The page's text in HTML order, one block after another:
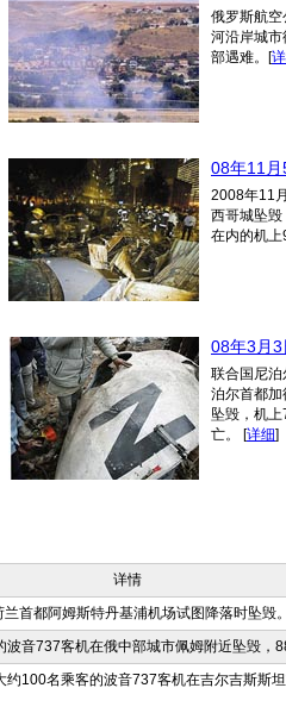
俄罗斯航
河沿岸城
部遇难。 [
08年11
2008年11
西哥城坠毁
在内的机上
08年3月
联合国尼
泊尔首都
坠毁，机
亡。 [详细]
详情
首都阿姆斯特丹基浦机场试图降落时坠毁
音737客机在俄中部城市佩姆附近坠毁，
100名乘客的波音737客机在吉尔吉斯斯